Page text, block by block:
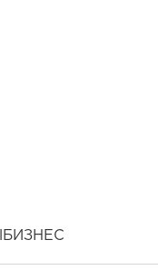
БИЗНЕС